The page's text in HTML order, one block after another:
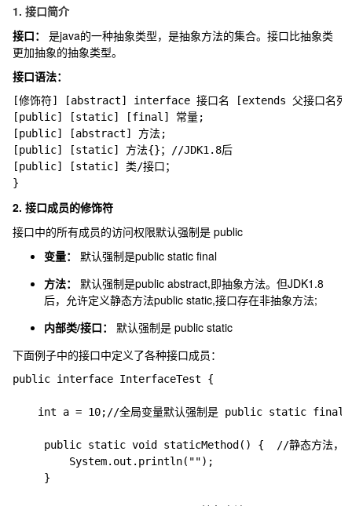
1. 接口简介
接口：
是java的一种抽象类型，是抽象方法的集合。接口比抽象类
更加抽象的抽象类型。
接口语法：
[修饰符] [abstract] interface 接口名 [extends 父接口名列
[public] [static] [final] 常量;
[public] [abstract] 方法;
[public] [static] 方法{}；//JDK1.8后
[public] [static] 类/接口；
2. 接口成员的修饰符
接口中的所有成员的访问权限默认强制是public
变量：
默认强制是public static final
方法：
默认强制是public abstract,即抽象方法。但JDK1.8
后，允许定义静态方法public static,接口存在非抽象方法;
内部类/接口：
默认强制是public static
下面例子中的接口中定义了各种接口成员：
public interface InterfaceTest {